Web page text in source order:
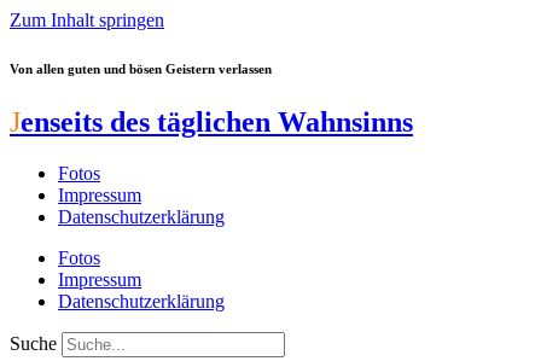
Zum Inhalt springen
Von allen guten und bösen Geistern verlassen
Jenseits des täglichen Wahnsinns
Fotos
Impressum
Datenschutzerklärung
Fotos
Impressum
Datenschutzerklärung
Suche